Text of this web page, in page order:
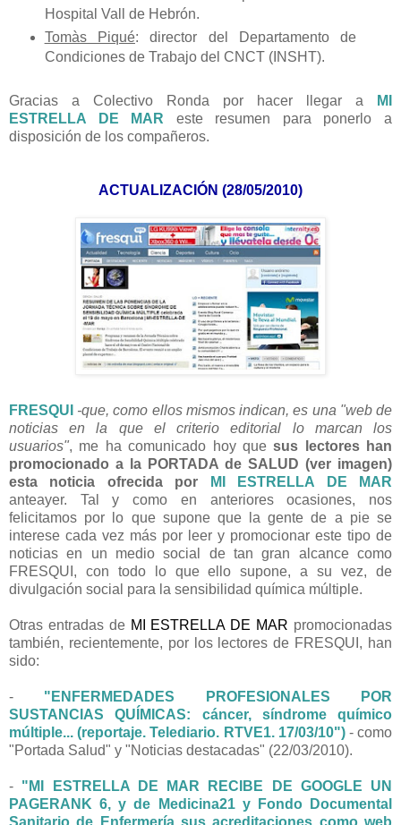
Hospital Vall de Hebrón.
Tomàs Piqué: director del Departamento de
Condiciones de Trabajo del CNCT (INSHT).
Gracias a Colectivo Ronda por hacer llegar a
MI
ESTRELLA DE MAR este resumen para ponerlo a
disposición de los compañeros.
ACTUALIZACIÓN (28/05/2010)
FRESQUI -que, como ellos mismos indican, es una "web de
noticias en la que el criterio editorial lo marcan los
usuarios", me ha comunicado hoy quesus lectores han
promocionado a la PORTADA de SALUD (ver imagen)
esta noticia ofrecida por
MI ESTRELLA DE MAR
anteayer. Tal y como en anteriores ocasiones, nos
felicitamos por lo que supone que la gente de a pie se
interese cada vez más por leer y promocionar este tipo de
noticias en un medio social de tan gran alcance como
FRESQUI, con todo lo que ello supone, a su vez, de
divulgación social para la sensibilidad química múltiple.
Otras entradas de MI ESTRELLA DE MAR promocionadas
también, recientemente, por los lectores de FRESQUI, han
sido:
- "ENFERMEDADES PROFESIONALES POR
SUSTANCIAS QUÍMICAS: cáncer, síndrome químico
múltiple... (reportaje. Telediario. RTVE1. 17/03/10")- como
"Portada Salud" y "Noticias destacadas" (22/03/2010).
- "MI ESTRELLA DE MAR RECIBE DE GOOGLE UN
PAGERANK 6, y de Medicina21 y Fondo Documental
Sanitario de Enfermería sus acreditaciones como web